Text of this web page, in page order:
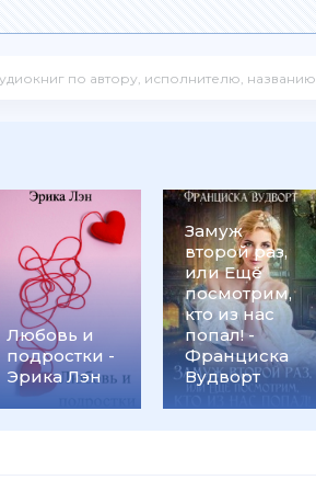
Любовь и
подростки -
Эрика Лэн
Замуж
второй раз,
или Ещё
посмотрим,
кто из нас
попал! -
Франциска
Вудворт